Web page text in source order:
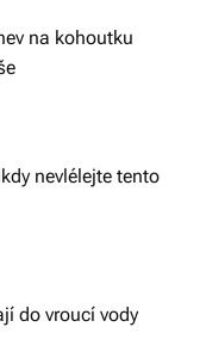
na kohoutku
nevlélejte tento
do vroucí vody